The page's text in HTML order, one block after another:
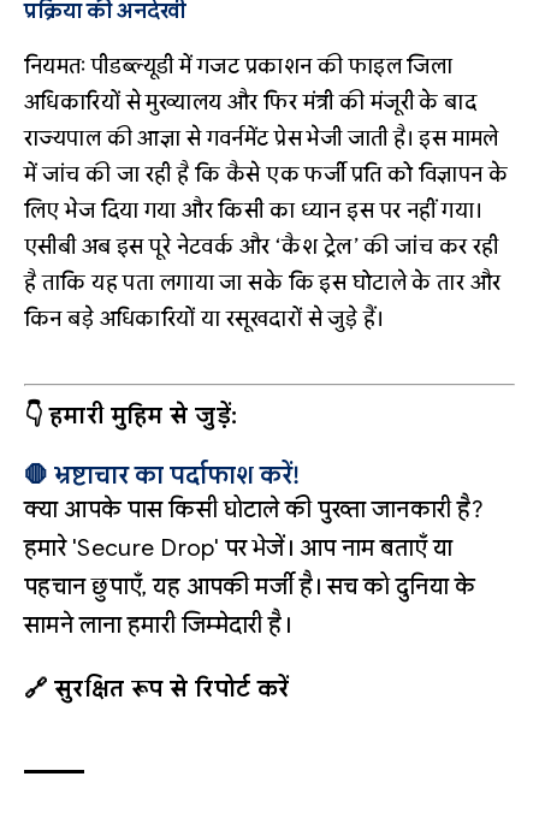
प्रक्रिया की अनदेखी
नियमतः पीडब्ल्यूडी में गजट प्रकाशन की फाइल जिला
अधिकारियों से मुख्यालय और फिर मंत्री की मंजूरी के बाद
राज्यपाल की आज्ञा से गवर्नमेंट प्रेस भेजी जाती है। इस मामले
में जांच की जा रही है कि कैसे एक फर्जी प्रति को विज्ञापन के
लिए भेज दिया गया और किसी का ध्यान इस पर नहीं गया।
एसीबी अब इस पूरे नेटवर्क और ‘कैश ट्रेल’ की जांच कर रही
है ताकि यह पता लगाया जा सके कि इस घोटाले के तार और
किन बड़े अधिकारियों या रसूखदारों से जुड़े हैं।
👇 हमारी मुहिम से जुड़ें:
🛑 भ्रष्टाचार का पर्दाफाश करें!
क्या आपके पास किसी घोटाले की पुख्ता जानकारी है?
हमारे 'Secure Drop' पर भेजें। आप नाम बताएँ या
पहचान छुपाएँ, यह आपकी मर्जी है। सच को दुनिया के
सामने लाना हमारी जिम्मेदारी है।
🔗 सुरक्षित रूप से रिपोर्ट करें